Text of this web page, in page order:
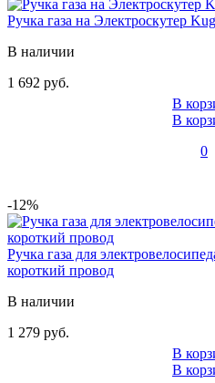
Ручка газа на Электроскутер
В наличии
1 692 руб.
В
В
0
-12%
Ручка газа для
короткий провод
В наличии
1 279 руб.
В
В